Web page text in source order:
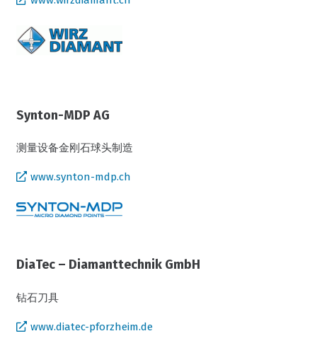
Synton-MDP AG
测量设备金刚石球头制造
www.synton-mdp.ch
DiaTec – Diamanttechnik GmbH
钻石刀具
www.diatec-pforzheim.de